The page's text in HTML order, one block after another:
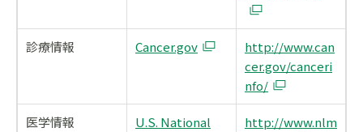
診療情報 Cancer.gov
http://www.can
cer.gov/canceri
nfo/
医学情報
U.S. National
http://www.nlm